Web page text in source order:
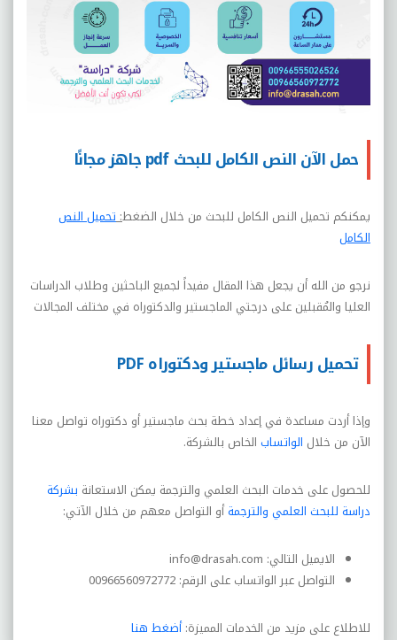
حمل الآن النص الكامل للبحث pdf جاهز مجانًا
يمكنكم تحميل النص الكامل للبحث من خلال الضغط:تحميل النص
الكامل
نرجو من الله أن يجعل هذا المقال مفيداً لجميع الباحثين وطلاب الدراسات
العليا والمُقبلين على درجتي الماجستير والدكتوراه في مختلف المجالات
تحميل رسائل ماجستير ودكتوراه PDF
وإذا أردت مساعدة في إعداد خطة بحث ماجستير أو دكتوراه تواصل معنا
الآن من خلال الواتساب الخاص بالشركة.
للحصول على خدمات البحث العلمي والترجمة يمكن الاستعانة بشركة
دراسة للبحث العلمي والترجمةأو التواصل معهم من خلال الآتي:
الايميل التالي: info@drasah.com
التواصل عبر الواتساب على الرقم: 00966560972772
للاطلاع على مزيد من الخدمات المميزة:أضغط هنا